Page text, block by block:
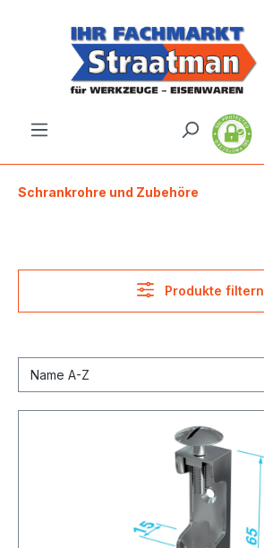
Schrankrohre und Zubehöre
Produkte filtern